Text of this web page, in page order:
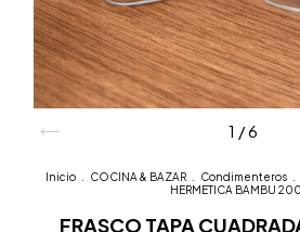
1 /6
Inicio COCINA & BAZAR Condimenteros
HERMETICA BAMBU
FRASCO TAPA